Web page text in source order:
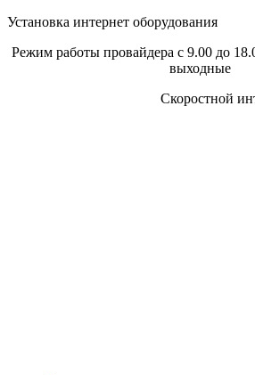
Установка интернет оборудования
Режим работы провайдера с 9.00 до
выходные
Скоростной